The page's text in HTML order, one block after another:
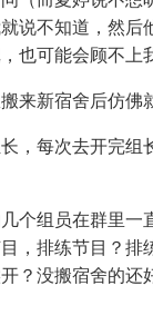
说不知道，然
也可能会顾不上
来新宿舍后仿佛
，每次去开完
个组员在群里
，排练节目？
？没搬宿舍的